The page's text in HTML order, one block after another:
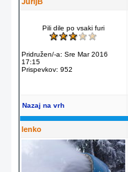
Pili dile po vsaki furi
Pridružen/-a: Sre Mar 2016
17:15
Prispevkov: 952
Nazaj na vrh
lenko